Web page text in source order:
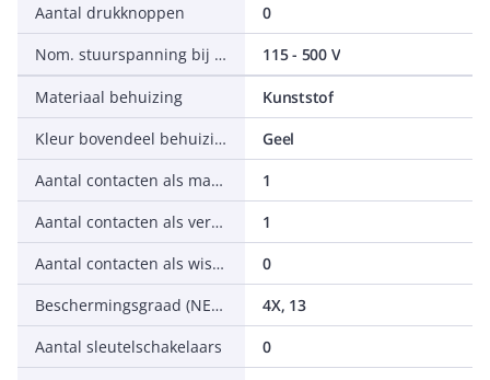
Aantal drukknoppen
0
Nom. stuurspanning bij AC 50 Hz
115 - 500 V
Materiaal behuizing
Kunststof
Kleur bovendeel behuizing
Geel
Aantal contacten als maakcontact
1
Aantal contacten als verbreekcontact
1
Aantal contacten als wisselcontact
0
Beschermingsgraad (NEMA)
4X, 13
Aantal sleutelschakelaars
0